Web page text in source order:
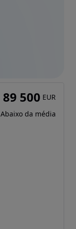
89 500 EUR
Abaixo da média